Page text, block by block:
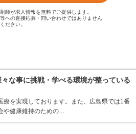
師が求人情報を無料でご提供します。
への直接応募・問い合わせではありません
ださい。
な事に挑戦・学べる環境が整っている
を実現しております。また、広島県では1番
や健康維持のための…